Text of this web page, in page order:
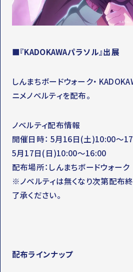
■『KADOKAWAパラソル』出展
しんまちボードウォーク・
ニメノベルティを配布。
ノベルティ配布情報
開催日時： 5月16日(土)10:00～
5月17日(日)10:00～16:00
配布場所：しんまちボードウォー
※ノベルティは無くなり次第配布
了承ください。
配布ラインナップ